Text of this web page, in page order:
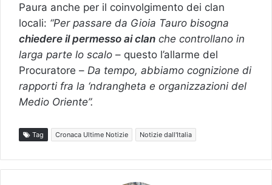
Paura anche per il coinvolgimento dei clan
locali: “Per passare da Gioia Tauro bisogna
chiedere il permesso ai clan che controllano in
larga parte lo scalo – questo l’allarme del
Procuratore – Da tempo, abbiamo cognizione di
rapporti fra la ‘ndrangheta e organizzazioni del
Medio Oriente”.
Tag Cronaca Ultime Notizie Notizie dall'Italia